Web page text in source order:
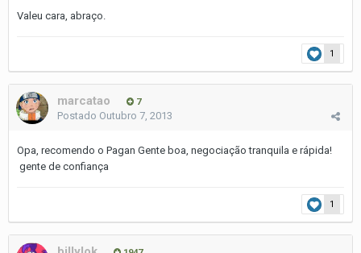
Valeu cara, abraço.
1
marcatao 7
Postado Outubro 7, 2013
Opa, recomendo o Pagan Gente boa, negociação tranquila e rápida!
gente de confiança
1